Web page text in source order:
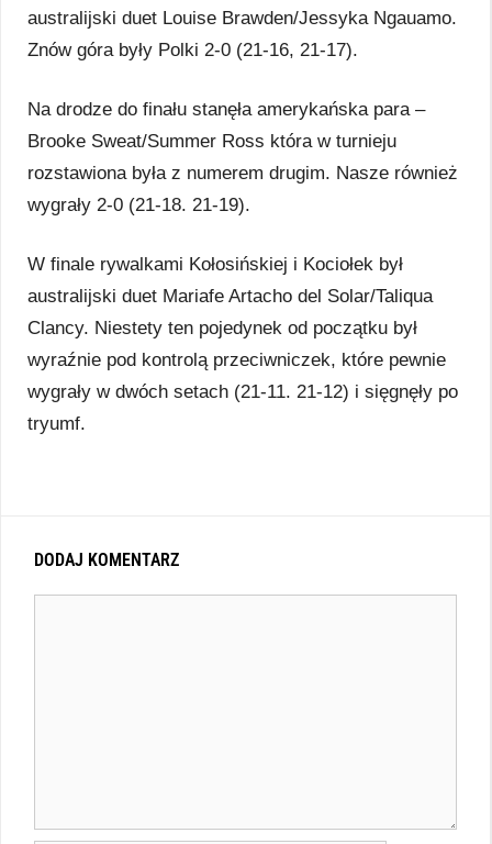
australijski duet Louise Brawden/Jessyka Ngauamo.
Znów góra były Polki 2-0 (21-16, 21-17).
Na drodze do finału stanęła amerykańska para –
Brooke Sweat/Summer Ross która w turnieju
rozstawiona była z numerem drugim. Nasze również
wygrały 2-0 (21-18. 21-19).
W finale rywalkami Kołosińskiej i Kociołek był
australijski duet Mariafe Artacho del Solar/Taliqua
Clancy. Niestety ten pojedynek od początku był
wyraźnie pod kontrolą przeciwniczek, które pewnie
wygrały w dwóch setach (21-11. 21-12) i sięgnęły po
tryumf.
DODAJ KOMENTARZ